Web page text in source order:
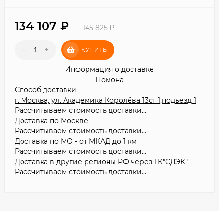
134 107 145 825
- + КУПИТЬ
Информация о доставке
Помона
Способ доставки
г. Москва, ул. Академика Королёва 13ст 1,подъезд 1
Рассчитываем стоимость доставки...
Доставка по Москве
Рассчитываем стоимость доставки...
Доставка по МО - от МКАД до 1 км
Рассчитываем стоимость доставки...
Доставка в другие регионы РФ через ТК"СДЭК"
Рассчитываем стоимость доставки...